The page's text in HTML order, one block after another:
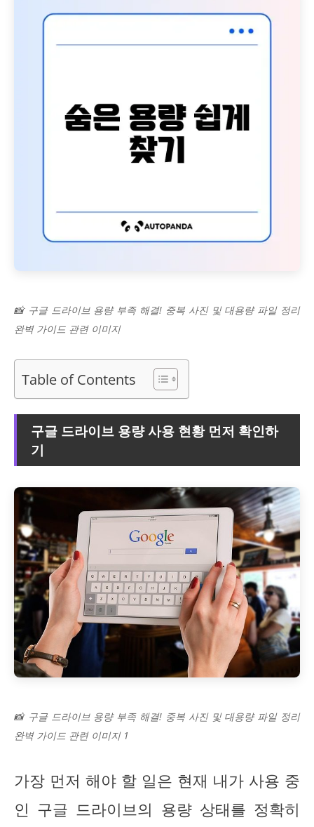
📸 구글 드라이브 용량 부족 해결! 중복 사진 및 대용량 파일 정리
완벽 가이드 관련 이미지
Table of Contents
구글 드라이브 용량 사용 현황 먼저 확인하
기
📸 구글 드라이브 용량 부족 해결! 중복 사진 및 대용량 파일 정리
완벽 가이드 관련 이미지 1
가장 먼저 해야 할 일은 현재 내가 사용 중
인 구글 드라이브의 용량 상태를 정확히